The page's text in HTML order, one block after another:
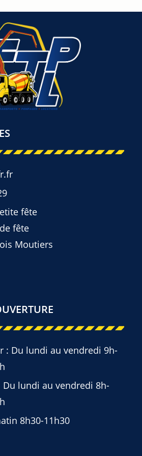
fête
fête
Moutiers
: Du lundi au vendredi 9h-
Du lundi au vendredi 8h-
8h30-11h30